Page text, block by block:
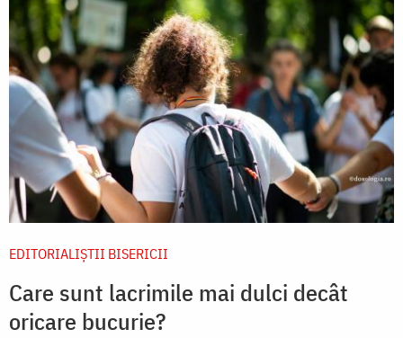
EDITORIALIȘTII BISERICII
Care sunt lacrimile mai dulci decât
oricare bucurie?